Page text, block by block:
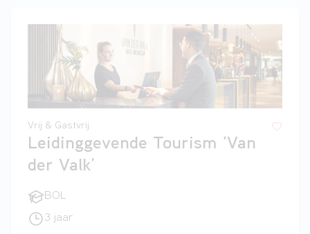
Vrij & Gastvrij
Leidinggevende Tourism ‘Van
der Valk’
BOL
3 jaar